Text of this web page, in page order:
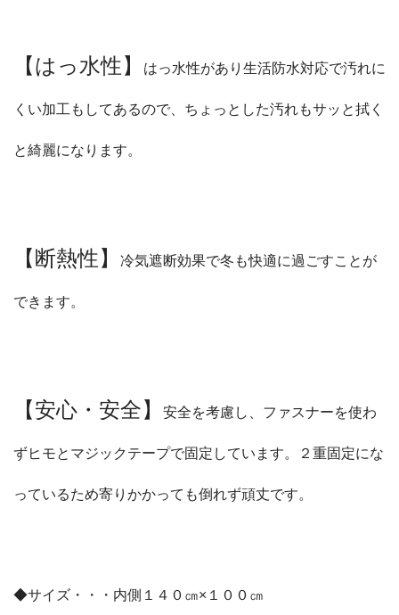
【はっ水性】 はっ水性があり生活防水対応で汚れに
くい加工もしてあるので、ちょっとした汚れもサッと拭く
と綺麗になります。
【断熱性】 冷気遮断効果で冬も快適に過ごすことが
できます。
【安心・安全】 安全を考慮し、ファスナーを使わ
ずヒモとマジックテープで固定しています。２重固定にな
っているため寄りかかっても倒れず頑丈です。
◆サイズ・・・内側１４０㎝×１００㎝